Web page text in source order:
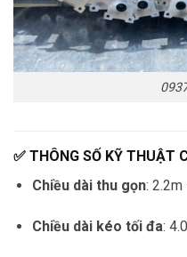
✅ THÔNG SỐ KỸ THUẬT
Chiều dài thu gọn: 2.2m
Chiều dài kéo tối đa: